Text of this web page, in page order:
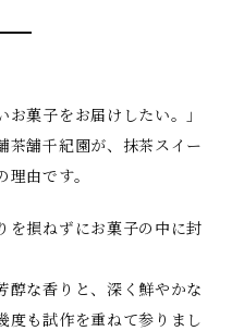
お菓子をお届けしたい。」
茶舗千紀園が、抹茶スイー
由です。
を損ねずにお菓子の中に封
醇な香りと、深く鮮やかな
度も試作を重ねて参りまし